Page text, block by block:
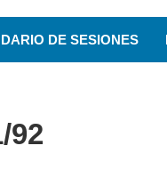
DE SESIONES
92